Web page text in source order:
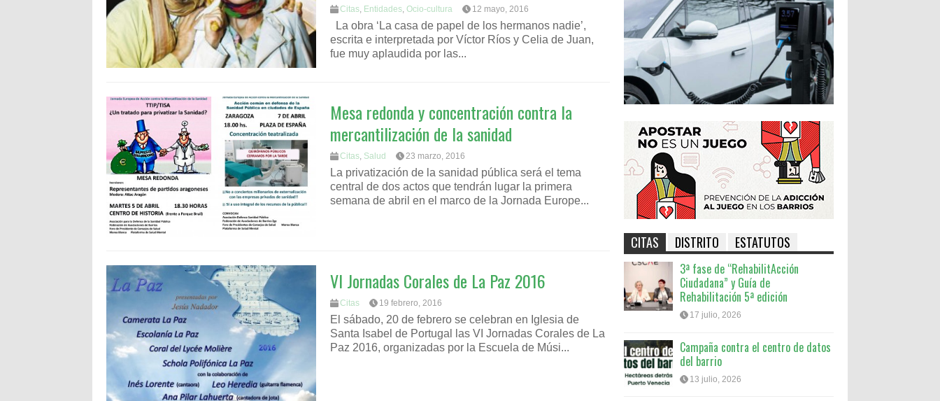
Citas, Entidades, Ocio-cultura 12 mayo, 2016
La obra ‘La casa de papel de los hermanos nadie’,
escrita e interpretada por Víctor Ríos y Celia de Juan,
fue muy aplaudida por las...
Mesa redonda y concentración contra la
mercantilización de la sanidad
Citas, Salud 23 marzo, 2016
La privatización de la sanidad pública será el tema
central de dos actos que tendrán lugar la primera
semana de abril en el marco de la Jornada Europe...
VI Jornadas Corales de La Paz 2016
Citas 19 febrero, 2016
El sábado, 20 de febrero se celebran en Iglesia de
Santa Isabel de Portugal las VI Jornadas Corales de La
Paz 2016, organizadas por la Escuela de Músi...
CITAS DISTRITO ESTATUTOS
3ª fase de “RehabilitAcción
Ciudadana” y Guía de
Rehabilitación 5ª edición
17 julio, 2026
Campaña contra el centro de datos
del barrio
13 julio, 2026